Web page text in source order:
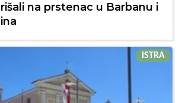
na prstenac u Barbanu i
ISTRA